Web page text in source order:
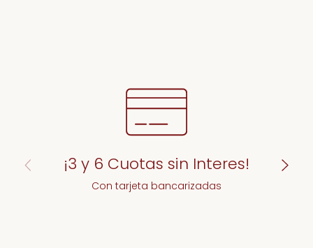
¡3 y 6 Cuotas sin Interes!
Con tarjeta bancarizadas